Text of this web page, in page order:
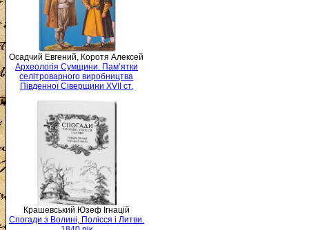
Осадчий Евгений, Коротя Алексей
Археологія Сумщини. Пам’ятки
селітроварного виробництва
Південної Сіверщини XVII ст.
Крашевський Юзеф Ігнацій
Спогади з Волині, Полісся і Литви.